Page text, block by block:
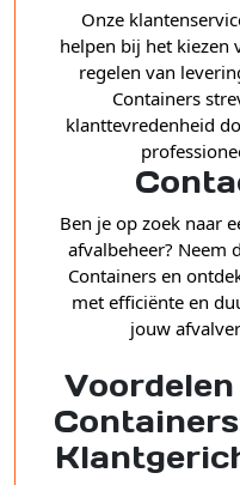
Onze
helpen bij het kiezen
regelen van
Containers
klanttevredenheid
Ben je op zoek naar
afvalbeheer? Neem
Containers en
met efficiënte en
jouw